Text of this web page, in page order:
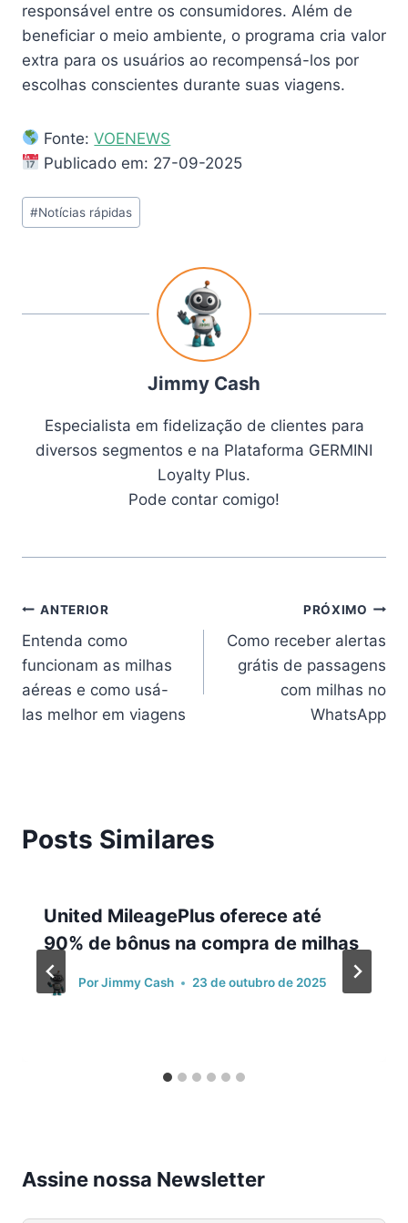
responsável entre os consumidores. Além de
beneficiar o meio ambiente, o programa cria valor
extra para os usuários ao recompensá-los por
escolhas conscientes durante suas viagens.
Fonte:VOENEWS
Publicado em: 27-09-2025
#Notícias rápidas
Jimmy Cash
Especialista em fidelização de clientes para
diversos segmentos e na Plataforma GERMINI
Loyalty Plus.
Pode contar comigo!
ANTERIOR
Entenda como
funcionam as milhas
aéreas e como usá-
las melhor em viagens
PRÓXIMO
Como receber alertas
grátis de passagens
com milhas no
WhatsApp
Posts Similares
United MileagePlus oferece até
90% de bônus na compra de milhas
PorJimmy Cash 23 de outubro de 2025
Assine nossa Newsletter